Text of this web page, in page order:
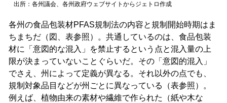
出所：各州議会、各州政府ウェブサイトからジェトロ作成
各州の食品包装材PFAS規制法の内容と規制開始時期はま
ちまちだ（図、表参照）。共通しているのは、食品包装
材に「意図的な混入」を禁止するという点と混入量の上
限が決まっていないことぐらいだ。その「意図的混入」
でさえ、州によって定義が異なる。それ以外の点でも、
規制対象品目などが州ごとに異なっている（表参照）。
例えば、植物由来の素材や繊維で作られた（紙や木な